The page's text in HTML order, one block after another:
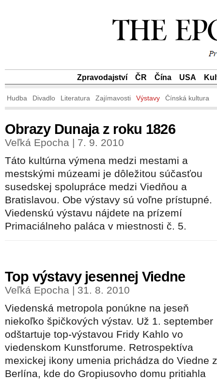
Zpravodajství ČR Čína USA
Hudba Divadlo Literatura Zajímavosti Výstavy Čínská kultura
Obrazy Dunaja z roku 1826
Veľká Epocha | 7. 9. 2010
Táto kultúrna výmena medzi mestami a
mestskými múzeami je dôležitou súčasťou
susedskej spolupráce medzi Viedňou a
Bratislavou. Obe výstavy sú voľne prístupné.
Viedenskú výstavu nájdete na prízemí
Primaciálneho paláca v miestnosti č. 5.
Top výstavy jesennej Viedne
Veľká Epocha | 31. 8. 2010
Viedenská metropola ponúkne na jeseň
niekoľko špičkových výstav. Už 1. september
odštartuje top-výstavou Fridy Kahlo vo
viedenskom Kunstforume. Retrospektíva
mexickej ikony umenia prichádza do Viedne z
Berlína, kde do Gropiusovho domu pritiahla